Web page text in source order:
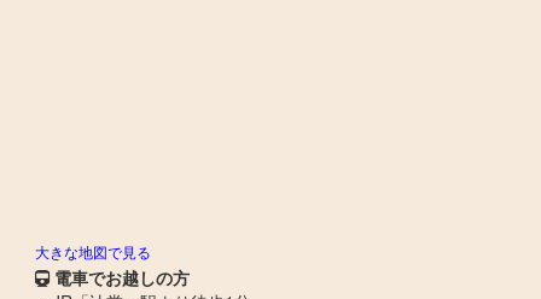
大きな地図で見る
電車でお越しの方